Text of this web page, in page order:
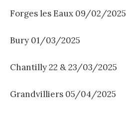
Forges les Eaux 09/02/2025
Bury 01/03/2025
Chantilly 22 & 23/03/2025
Grandvilliers 05/04/2025